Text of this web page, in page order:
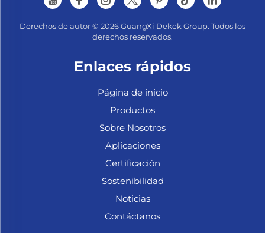
Derechos de autor © 2026 GuangXi Dekek Group. Todos los
derechos reservados.
Enlaces rápidos
Página de inicio
Productos
Sobre Nosotros
Aplicaciones
Certificación
Sostenibilidad
Noticias
Contáctanos